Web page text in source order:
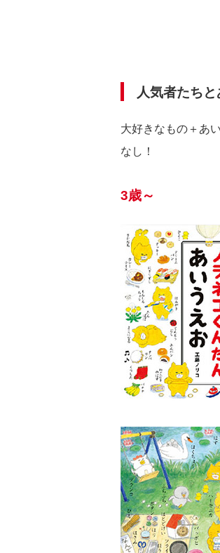
人気者たち
大好きなもの＋あ
なし！
3歳～